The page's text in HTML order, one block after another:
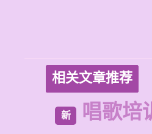
相关文章推荐
新 唱歌培